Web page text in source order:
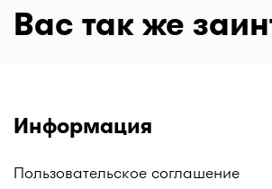
Вас так же
Информация
Пользовательское соглашение